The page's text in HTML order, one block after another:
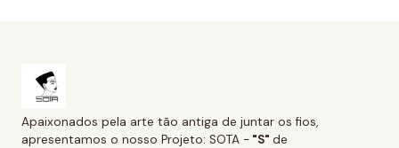
Apaixonados pela arte tão antiga de juntar os fios,
apresentamos o nosso Projeto: SOTA - "S" de